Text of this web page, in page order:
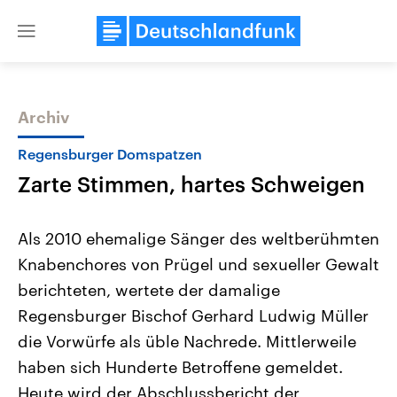
Close
Themen
Landtagswahl Sachsen-Anhalt
2026
Alle Informationen
Sachsen-Anhalt wählt am 6.
September 2026 einen neuen
Bundesland von einer Koalition aus
USA
Aktuelle Beiträge,
Hintergründe
Wirtschaftlich und
gehören die Vereinigten
den mächtigsten Ländern
mit großem Einfluss auf
Archiv
Regensburger Domspatzen
Zarte Stimmen, hartes Schweigen
Als 2010 ehemalige Sänger des weltberühmten
Knabenchores von Prügel und sexueller Gewalt
berichteten, wertete der damalige
Regensburger Bischof Gerhard Ludwig Müller
die Vorwürfe als üble Nachrede. Mittlerweile
haben sich Hunderte Betroffene gemeldet.
Heute wird der Abschlussbericht der